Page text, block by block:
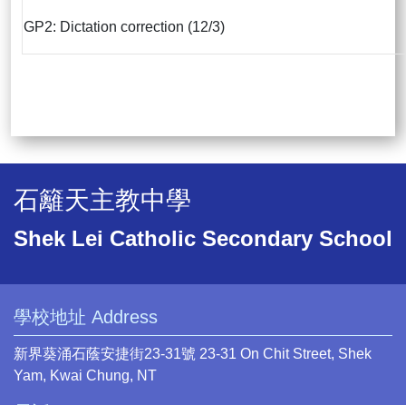
GP2: Dictation correction (12/3)
石籬天主教中學
Shek Lei Catholic Secondary School
學校地址 Address
新界葵涌石蔭安捷街23-31號 23-31 On Chit Street, Shek
Yam, Kwai Chung, NT